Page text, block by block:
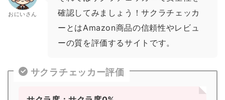
おにいさん
確認してみましょう！サクラチェッカ
ーとはAmazon商品の信頼性やレビュ
ーの質を評価するサイトです。
サクラチェッカー評価